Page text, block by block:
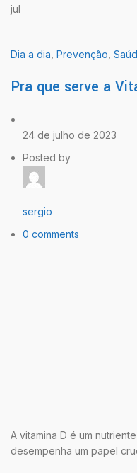
jul
Dia a dia Prevenção
Pra que serve a
24 de julho de 2023
Posted by
sergio
0 comments
A vitamina D é um
desempenha um papel